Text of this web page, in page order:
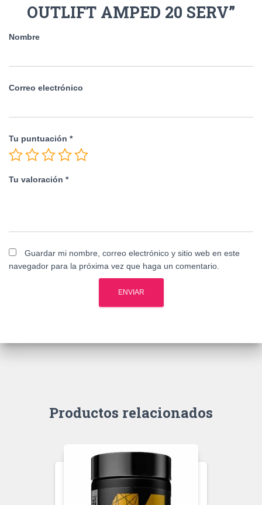
OUTLIFT AMPED 20 SERV”
Nombre
Correo electrónico
Tu puntuación *
Tu valoración *
Guardar mi nombre, correo electrónico y sitio web en este
navegador para la próxima vez que haga un comentario.
Productos relacionados